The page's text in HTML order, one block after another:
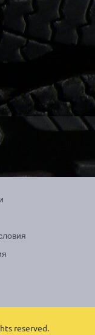
reserved.